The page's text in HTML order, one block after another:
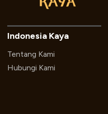
Indonesia Kaya
Tentang Kami
Hubungi Kami